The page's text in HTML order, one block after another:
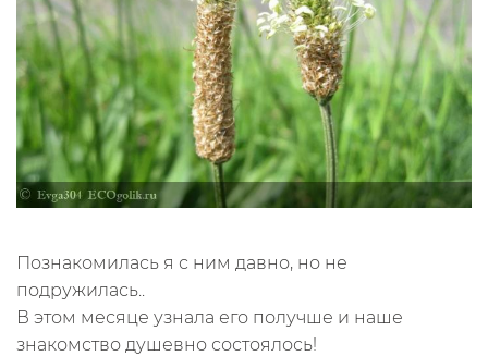
Познакомилась я с ним давно, но не
подружилась..
В этом месяце узнала его получше и наше
знакомство душевно состоялось!